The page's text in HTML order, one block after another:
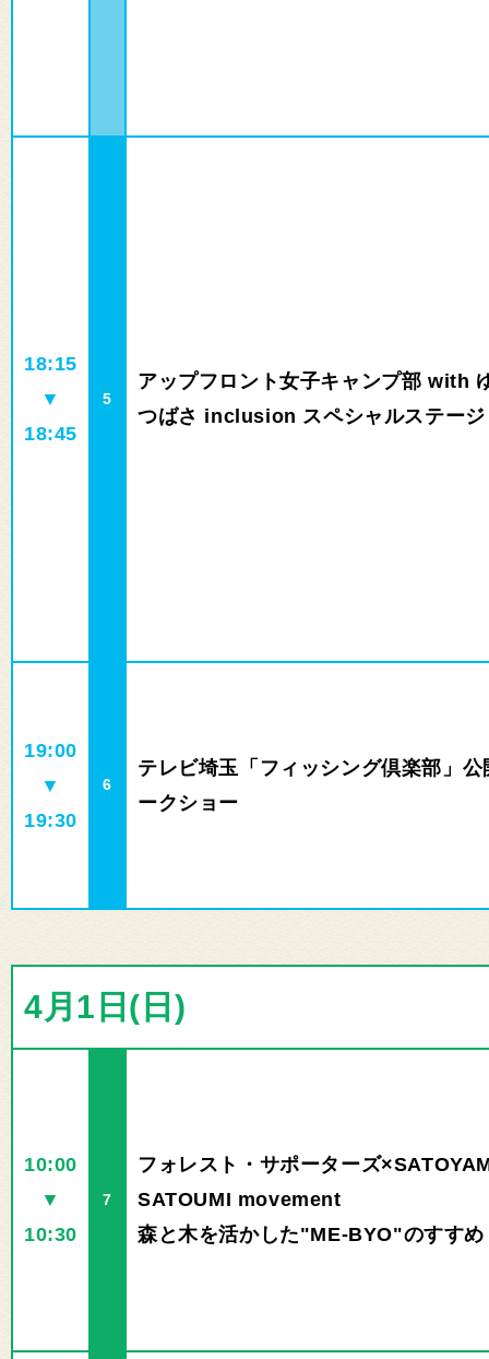
18:15
▼
18:45
5
アップフロント女子キャンプ部 with
つばさ inclusion スペシャルステージ
19:00
▼
19:30
6
テレビ埼玉「フィッシング倶楽部」公
ークショー
4月1日(日)
10:00
▼
10:30
7
フォレスト・サポーターズ
SATOUMI movement
森と木を活かした"ME-BYO"のすすめ